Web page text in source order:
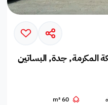
المكرمة, جدة, البساتين
60 m²